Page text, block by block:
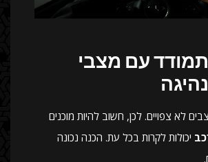
עם מצבי
לא צפויים. לכן, חשוב להיות מוכנים
יכולות לקרות בכל עת. הכנה נכונה